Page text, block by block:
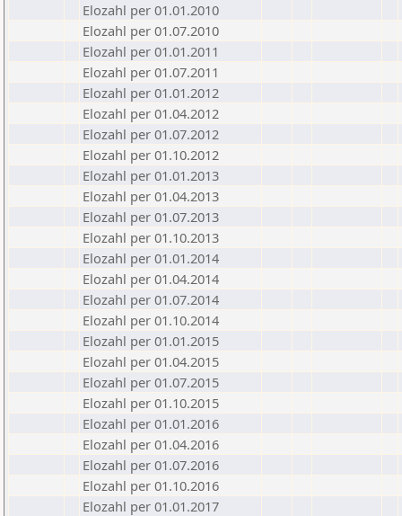
Elozahl per 01.01.2010
Elozahl per 01.07.2010
Elozahl per 01.01.2011
Elozahl per 01.07.2011
Elozahl per 01.01.2012
Elozahl per 01.04.2012
Elozahl per 01.07.2012
Elozahl per 01.10.2012
Elozahl per 01.01.2013
Elozahl per 01.04.2013
Elozahl per 01.07.2013
Elozahl per 01.10.2013
Elozahl per 01.01.2014
Elozahl per 01.04.2014
Elozahl per 01.07.2014
Elozahl per 01.10.2014
Elozahl per 01.01.2015
Elozahl per 01.04.2015
Elozahl per 01.07.2015
Elozahl per 01.10.2015
Elozahl per 01.01.2016
Elozahl per 01.04.2016
Elozahl per 01.07.2016
Elozahl per 01.10.2016
Elozahl per 01.01.2017